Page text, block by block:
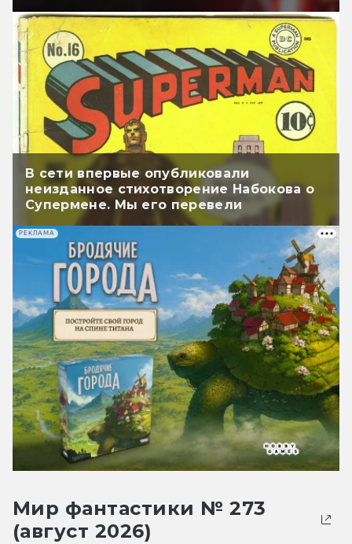
В сети впервые опубликовали
неизданное стихотворение Набокова о
Супермене. Мы его перевели
РЕКЛАМА
Мир фантастики № 273
(август 2026)